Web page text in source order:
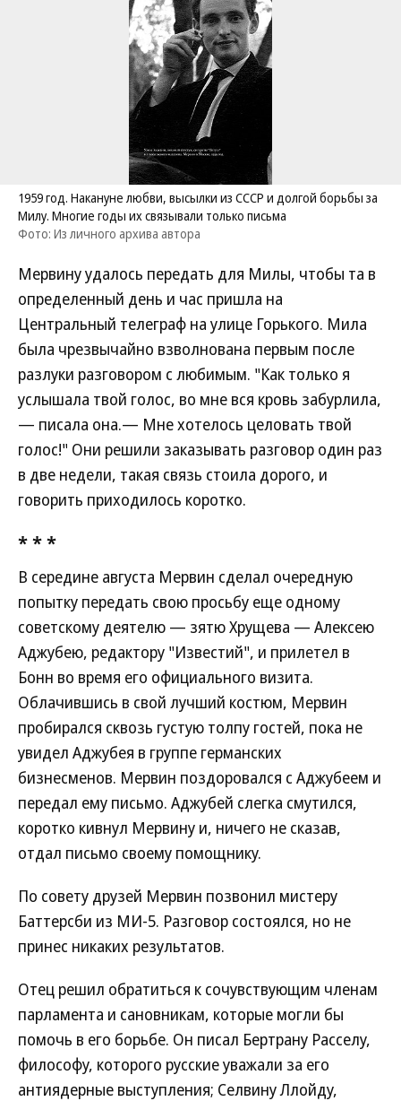
1959 год. Накануне любви, высылки из СССР и долгой борьбы за
Милу. Многие годы их связывали только письма
Фото: Из личного архива автора
Мервину удалось передать для Милы, чтобы та в
определенный день и час пришла на
Центральный телеграф на улице Горького. Мила
была чрезвычайно взволнована первым после
разлуки разговором с любимым. "Как только я
услышала твой голос, во мне вся кровь забурлила,
— писала она.— Мне хотелось целовать твой
голос!" Они решили заказывать разговор один раз
в две недели, такая связь стоила дорого, и
говорить приходилось коротко.
* * *
В середине августа Мервин сделал очередную
попытку передать свою просьбу еще одному
советскому деятелю — зятю Хрущева — Алексею
Аджубею, редактору "Известий", и прилетел в
Бонн во время его официального визита.
Облачившись в свой лучший костюм, Мервин
пробирался сквозь густую толпу гостей, пока не
увидел Аджубея в группе германских
бизнесменов. Мервин поздоровался с Аджубеем и
передал ему письмо. Аджубей слегка смутился,
коротко кивнул Мервину и, ничего не сказав,
отдал письмо своему помощнику.
По совету друзей Мервин позвонил мистеру
Баттерсби из МИ-5. Разговор состоялся, но не
принес никаких результатов.
Отец решил обратиться к сочувствующим членам
парламента и сановникам, которые могли бы
помочь в его борьбе. Он писал Бертрану Расселу,
философу, которого русские уважали за его
антиядерные выступления; Селвину Ллойду,